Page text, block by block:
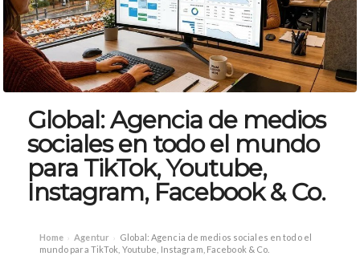
Global: Agencia de medios
sociales en todo el mundo
para TikTok, Youtube,
Instagram, Facebook & Co.
Home › Agentur › Global: Agencia de medios sociales en todo el
mundo para TikTok, Youtube, Instagram, Facebook & Co.